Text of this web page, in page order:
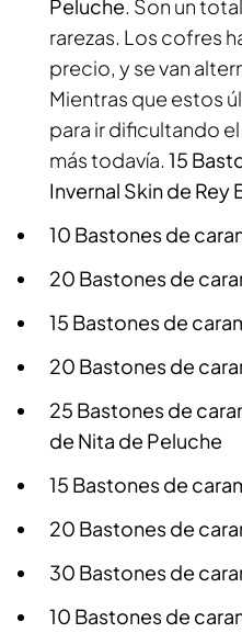
Peluche. Son un
rarezas. Los cofres
precio, y se van
Mientras que estos
para ir dificultando
más todavía. 15
Invernal Skin de Rey
10 Bastones de
20 Bastones de
15 Bastones de
20 Bastones de
25 Bastones de
de Nita de Peluche
15 Bastones de
20 Bastones de
30 Bastones de
10 Bastones de